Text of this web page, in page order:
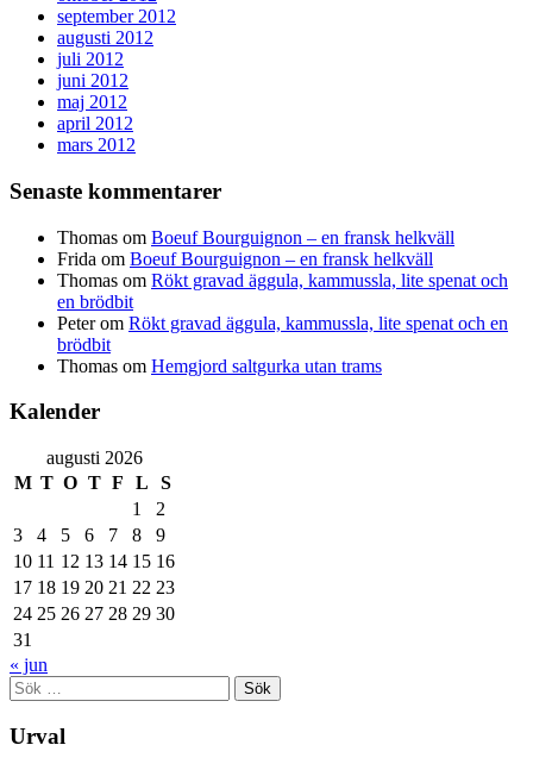
september 2012
augusti 2012
juli 2012
juni 2012
maj 2012
april 2012
mars 2012
Senaste kommentarer
Thomas om Boeuf Bourguignon – en fransk helkväll
Frida om Boeuf Bourguignon – en fransk helkväll
Thomas om Rökt gravad äggula, kammussla, lite spenat och
en brödbit
Peterom Rökt gravad äggula, kammussla, lite spenat och en
brödbit
Thomas om Hemgjord saltgurka utan trams
Kalender
augusti 2026
M T O T F L
S
1
2
3
4 5 6 7 8
9
10 11 12 13 14 15 16
17 18 19 20 21 22 23
24 25 26 27 28 29 30
31
« jun
Sök
efter:
Urval